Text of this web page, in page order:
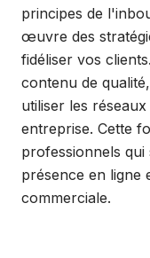
principes de
œuvre des
fidéliser vos
contenu de
utiliser les
entreprise. Cette
professionnels
présence en ligne
commerciale.